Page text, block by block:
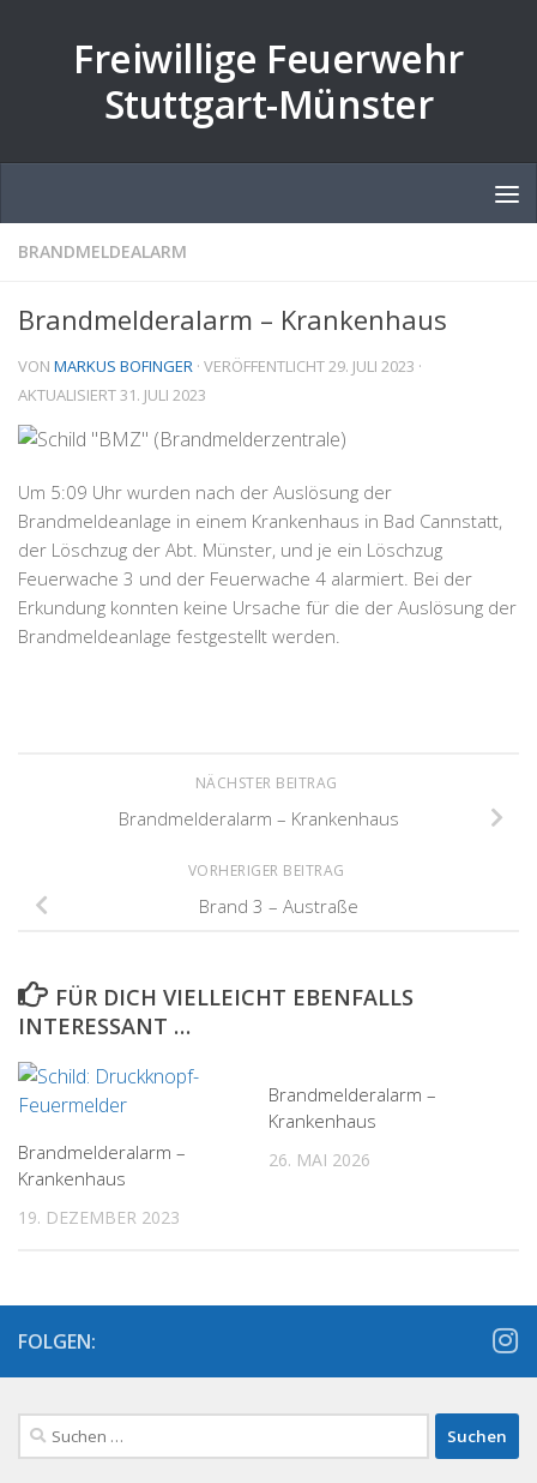
Freiwillige Feuerwehr
Stuttgart-Münster
BRANDMELDEALARM
Brandmelderalarm – Krankenhaus
VON MARKUS BOFINGER · VERÖFFENTLICHT29. JULI 2023 ·
AKTUALISIERT31. JULI 2023
Um 5:09 Uhr wurden nach der Auslösung der
Brandmeldeanlage in einem Krankenhaus in Bad Cannstatt,
der Löschzug der Abt. Münster, und je ein Löschzug
Feuerwache 3 und der Feuerwache 4 alarmiert. Bei der
Erkundung konnten keine Ursache für die der Auslösung der
Brandmeldeanlage festgestellt werden.
NÄCHSTER BEITRAG
Brandmelderalarm – Krankenhaus
VORHERIGER BEITRAG
Brand 3 – Austraße
FÜR DICH VIELLEICHT EBENFALLS
INTERESSANT …
Brandmelderalarm –
Krankenhaus
19. DEZEMBER 2023
Brandmelderalarm –
Krankenhaus
26. MAI 2026
FOLGEN:
Suchen
nach: